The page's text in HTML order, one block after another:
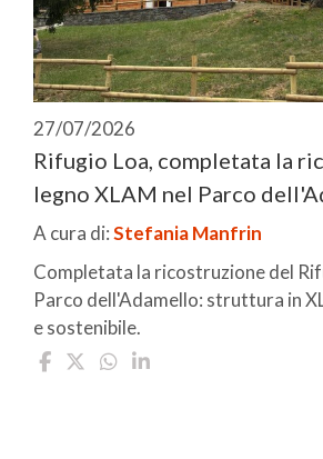
27/07/2026
Rifugio Loa, completata la
legno XLAM nel Parco
A cura di:Stefania Manfrin
Completata la ricostruzione del
Parco dell'Adamello: struttura in
e sostenibile.